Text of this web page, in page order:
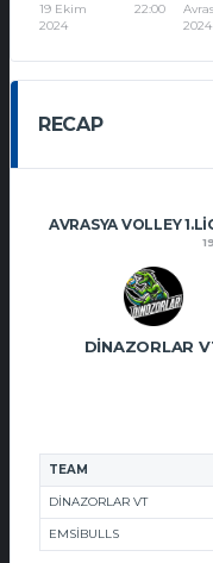
19 Ekim
2024
22:00
2024
RECAP
AVRASYA VOLLEY
DINAZORLAR
TEAM
DINAZORLAR VT
EMSIBULLS